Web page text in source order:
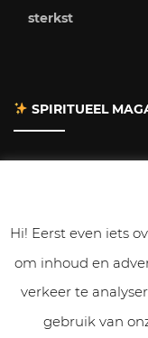
sterkst
SPIRITUEEL
Gastbloggen
Samenwerken
Hi! Eerst even iets
om inhoud en
verkeer te
gebruik van